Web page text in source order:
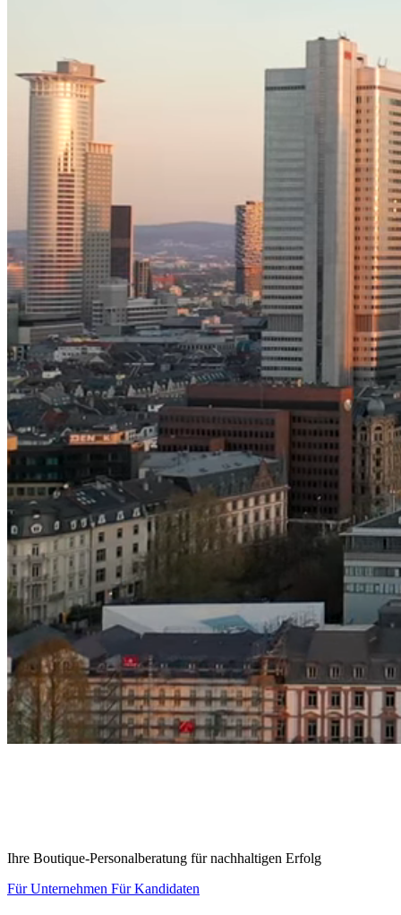
Ihre Boutique-Personalberatung für nachhaltigen Erfolg
Für Unternehmen Für Kandidaten